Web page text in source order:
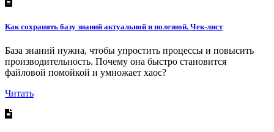
Как сохранять базу знаний актуальной и полезной. Чек-лист
База знаний нужна, чтобы упростить процессы и повысить
производительность. Почему она быстро становится
файловой помойкой и умножает хаос?
Читать